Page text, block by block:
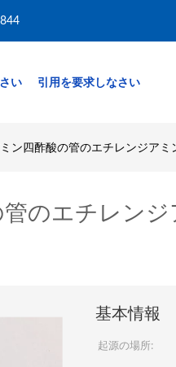
い 引用を要求しなさい
ン四酢酸の管のエチレンジア
のエチレン
基本情報
起源の場所: